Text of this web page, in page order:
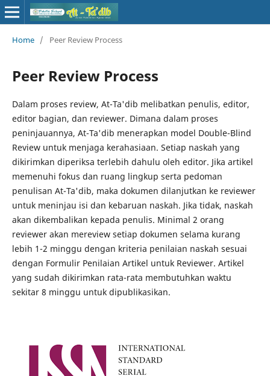
Home / Peer Review Process
Peer Review Process
Dalam proses review, At-Ta'dib melibatkan penulis, editor,
editor bagian, dan reviewer. Dimana dalam proses
peninjauannya, At-Ta'dib menerapkan model Double-Blind
Review untuk menjaga kerahasiaan. Setiap naskah yang
dikirimkan diperiksa terlebih dahulu oleh editor. Jika artikel
memenuhi fokus dan ruang lingkup serta pedoman
penulisan At-Ta'dib, maka dokumen dilanjutkan ke reviewer
untuk meninjau isi dan kebaruan naskah. Jika tidak, naskah
akan dikembalikan kepada penulis. Minimal 2 orang
reviewer akan mereview setiap dokumen selama kurang
lebih 1-2 minggu dengan kriteria penilaian naskah sesuai
dengan Formulir Penilaian Artikel untuk Reviewer. Artikel
yang sudah dikirimkan rata-rata membutuhkan waktu
sekitar 8 minggu untuk dipublikasikan.